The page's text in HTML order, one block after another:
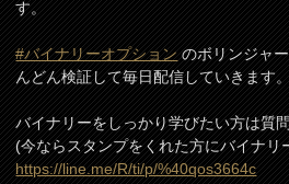
す。
#バイナリーオプションのボリンジャ
んどん検証して毎日配信していきます
バイナリーをしっかり学びたい方は質
(今ならスタンプをくれた方にバイナ
https://line.me/R/ti/p/%40qos3664c